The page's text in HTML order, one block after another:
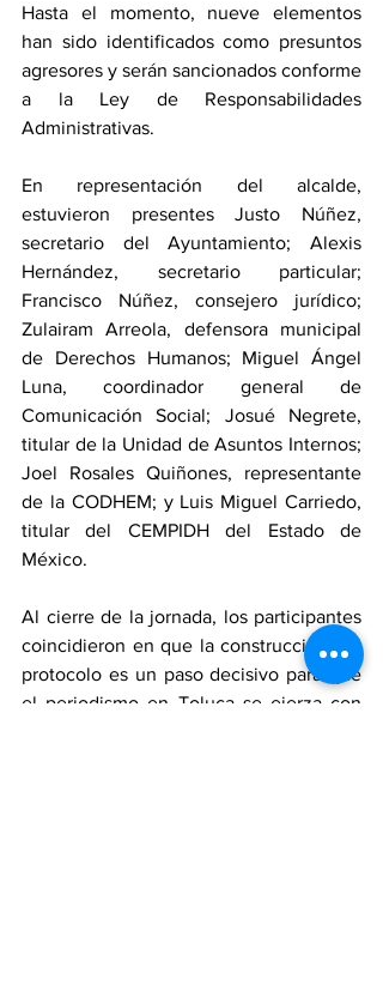
Hasta el momento, nueve elementos
han sido identificados como presuntos
agresores y serán sancionados conforme
a la Ley de Responsabilidades
Administrativas.
En representación del alcalde,
estuvieron presentes Justo Núñez,
secretario del Ayuntamiento; Alexis
Hernández, secretario particular;
Francisco Núñez, consejero jurídico;
Zulairam Arreola, defensora municipal
de Derechos Humanos; Miguel Ángel
Luna, coordinador general de
Comunicación Social; Josué Negrete,
titular de la Unidad de Asuntos Internos;
Joel Rosales Quiñones, representante
de la CODHEM; y Luis Miguel Carriedo,
titular del CEMPIDH del Estado de
México.
Al cierre de la jornada, los participantes
coincidieron en que la construcción del
protocolo es un paso decisivo para que
el periodismo en Toluca se ejerza con